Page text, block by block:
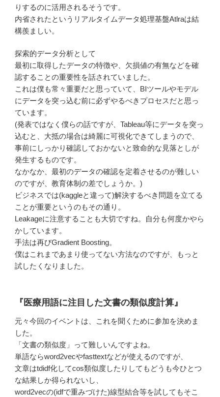
りするのに活用されるそうです。
内省されたというリアルタイムデータ処理基盤Atlraは結
構羨ましい。
探索的データ分析として
最初に取得したデータの特徴や、欠損値の有無などを確
認することの重要性を話されていました。
これは僕も常々重要だと思っていて、BIツールやモデル
にデータを突っ込む前に必ずやるべきプロセスだと思っ
ています。
(発表ではなく僕らの話ですが、Tableau等にデータを突っ
込むと、大抵の場合は綺麗に可視化できてしまうので、
事前にしっかり確認しておかないと致命的な見落としが
発生するものです。
なかなか、最初のデータの確認を定着させるのが難しい
のですが、教育体制の差でしょうか。)
ビジネスでは(kaggleと違って)解決するべき問題を立てる
ことが重要というのもその通り。
Leakageに注意することも大切ですね。自分も何度かやら
かしています。
手法は再びGradient Boosting。
僕はこれまであまり使ってない方法なのですが、もっと
試したくなりました。
『医療用語に注目した文書の類似度計算』
元々今回のイベントは、これを聞くために参加を決めま
した。
「文書の類似度」って難しいんですよね。
単語ならword2vecやfasttextなどが使えるのですが、
文章はtdidf化してcos類似度したりしてもどうも今ひとつ
な結果しか得られないし、
word2vecの(idfで重みづけた)線型結合等を試してもそこ